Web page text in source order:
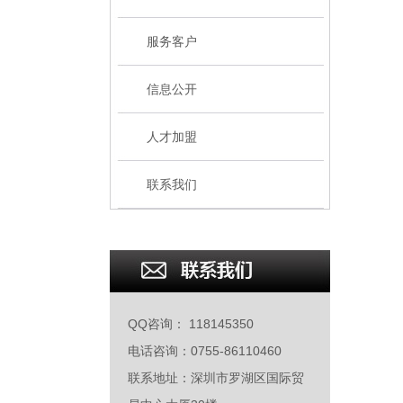
服务客户
信息公开
人才加盟
联系我们
QQ咨询： 118145350
电话咨询：0755-86110460
联系地址：深圳市罗湖区国际贸